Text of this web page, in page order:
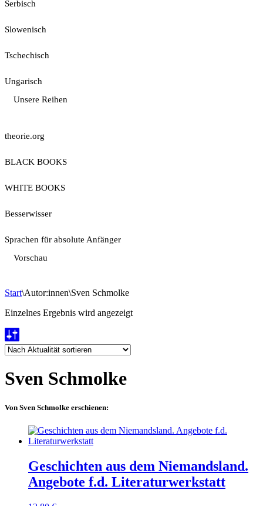
Serbisch
Slowenisch
Tschechisch
Ungarisch
Unsere Reihen
theorie.org
BLACK BOOKS
WHITE BOOKS
Besserwisser
Sprachen für absolute Anfänger
Vorschau
Start\Autor:innen\Sven Schmolke
Einzelnes Ergebnis wird angezeigt
Sven Schmolke
Von Sven Schmolke erschienen:
Geschichten aus dem Niemandsland.
Angebote f.d. Literaturwerkstatt